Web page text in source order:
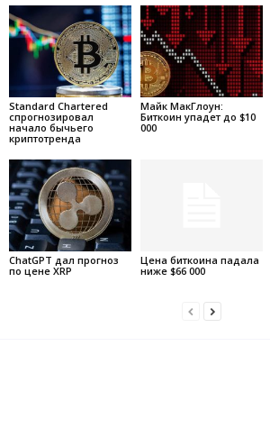
Standard Chartered
спрогнозировал
начало бычьего
криптотренда
Майк МакГлоун:
Биткоин упадет до $10
000
ChatGPT дал прогноз
по цене XRP
Цена биткоина падала
ниже $66 000